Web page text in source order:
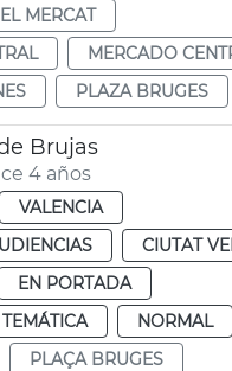
MERCAT
MERCADO
PLAZA BRUGES
Brujas
4 años
VALENCIA
CIUTAT
EN PORTADA
NORMAL
PLAÇA BRUGES